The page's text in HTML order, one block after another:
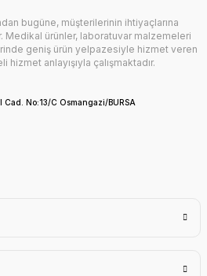
bugüne, müşterilerinin ihtiyaçlarına
ürünler, laboratuvar malzemeleri
geniş ürün yelpazesiyle hizmet veren
anlayışıyla çalışmaktadır.
Cad. No:13/C Osmangazi/BURSA